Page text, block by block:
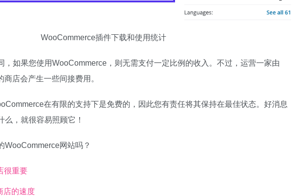
WooCommerce插件下载和使用统计
，如果您使用WooCommerce，则无需支付一定比例的收入。不过，运营一家由
店会产生一些间接费用。
在有限的支持下是免费的，因此您有责任将其保持在最佳状态。好消息
么，就很容易照顾它！
WooCommerce网站吗？
很重要
店的速度